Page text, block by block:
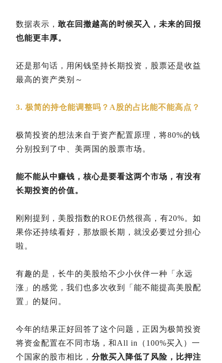
数据表示， 敢在回撤越高的时候买入，未来的回报
也能更丰厚。
还是那句话，用闲钱坚持长期投资，股票还是收益
最高的资产类别～
3. 极简的持仓能调整吗？A股的占比能不能高点？
极简投资的想法来自于资产配置原理，将80%的钱
分别投到了中、美两国的股票市场。
能不能从中赚钱，核心是要看这两个市场，有没有
长期投资的价值。
刚刚提到，美股指数的ROE仍然很高，有20%。如
果你还持续看好，那放眼长期，就没必要过分担心
啦。
有趣的是，长牛的美股给不少小伙伴一种「永远
涨」的感觉，我们也多次收到「能不能提高美股配
置」的疑问。
今年的结果正好回答了这个问题，正因为极简投资
将资金配置在不同市场，和All in（100%买入）一
个国家的股市相比， 分散买入降低了风险，比押注